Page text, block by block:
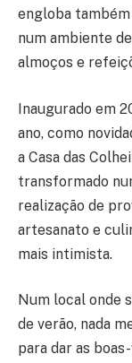
engloba também
num ambiente
almoços e
Inaugurado em
ano, como
a Casa das
transformado
realização de
artesanato e
mais intimista.
Num local onde
de verão, nada
para dar as